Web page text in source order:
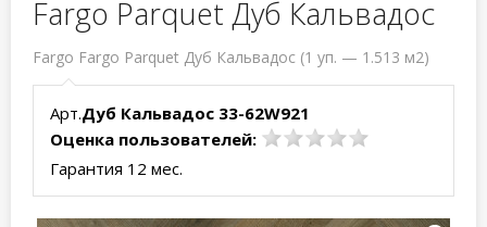
Fargo Parquet Дуб Кальвадос
Fargo Fargo Parquet Дуб Кальвадос (1 уп. — 1.513 м2)
Арт.Дуб Кальвадос 33-62W921
Оценка пользователей:
Гарантия 12 мес.